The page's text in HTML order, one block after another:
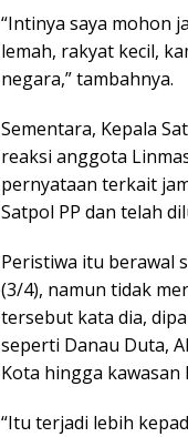
“Intinya saya mohon
lemah, rakyat kecil,
negara,” tambahnya.
Sementara, Kepala
reaksi anggota
pernyataan terkait
Satpol PP dan telah
Peristiwa itu berawal
(3/4), namun tidak
tersebut kata dia,
seperti Danau Duta,
Kota hingga kawasan
“Itu terjadi lebih